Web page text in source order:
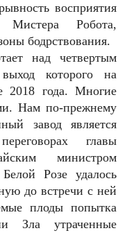
восприятия
Робота,
бодрствования.
над четвертым
которого на
2018 года. Многие
Нам по-прежнему
завод является
главы
министром
Розе удалось
до встречи с ней
плоды попытка
Зла утраченные